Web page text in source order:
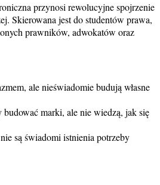
przynosi rewolucyjne spojrzenie
Skierowana jest do studentów prawa,
prawników, adwokatów oraz
ale nieświadomie budują własne
marki, ale nie wiedzą, jak się
są świadomi istnienia potrzeby